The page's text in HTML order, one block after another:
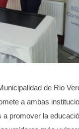
de Rio
a ambas
a promover la